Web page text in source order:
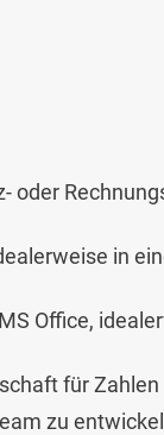
oder
in
Office,
für Zahlen
zu